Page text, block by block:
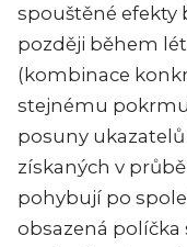
spouštěné efekty
později během
(kombinace
stejnému
posuny
získaných v
pohybují po
obsazená